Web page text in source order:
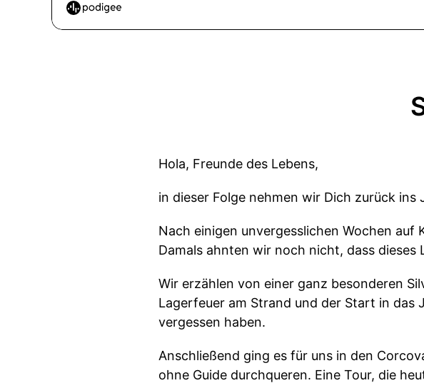
Hola, Freunde des Lebens,
in dieser Folge nehmen wir Dich zurück ins
Nach einigen unvergesslichen Wochen auf
Damals ahnten wir noch nicht, dass
Wir erzählen von einer ganz besonderen
Lagerfeuer am Strand und der Start in das
vergessen haben.
Anschließend ging es für uns in den
ohne Guide durchqueren. Eine Tour, die